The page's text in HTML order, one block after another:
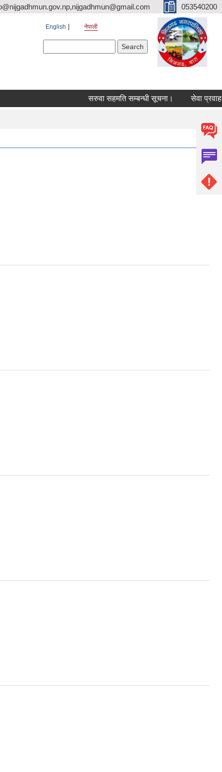
053540200
English नेपाली
सरुवा सहमति सम्बन्धी सूचना। सेवा प्रवाह